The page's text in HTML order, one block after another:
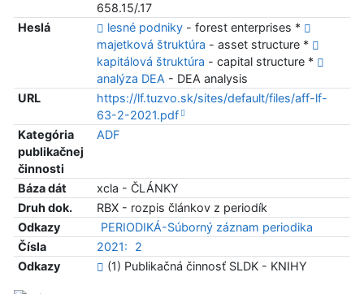
658.15/.17
Heslá
lesné podniky- forest enterprises *
majetková štruktúra - asset structure *
kapitálová štruktúra - capital structure *
analýza DEA- DEA analysis
URL
https://lf.tuzvo.sk/sites/default/files/aff-lf-
63-2-2021.pdf
Kategória
publikačnej
činnosti
ADF
Báza dát
xcla - ČLÁNKY
Druh dok.
RBX - rozpis článkov z periodík
Odkazy
PERIODIKÁ-Súborný záznam periodika
Čísla
2021:
2
Odkazy
(1) Publikačná činnosť SLDK - KNIHY